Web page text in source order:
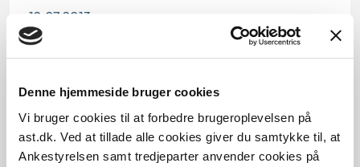
Denne hjemmeside bruger cookies
Vi bruger cookies til at forbedre brugeroplevelsen på
ast.dk. Ved at tillade alle cookies giver du samtykke til, at
Ankestyrelsen samt tredjeparter anvender cookies på
12.07.2013
§ 38 § 25 § 39 § 28
Journalnummer
200473-97